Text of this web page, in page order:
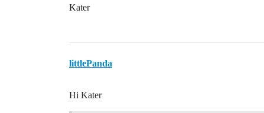
Kater
littlePanda
Hi Kater